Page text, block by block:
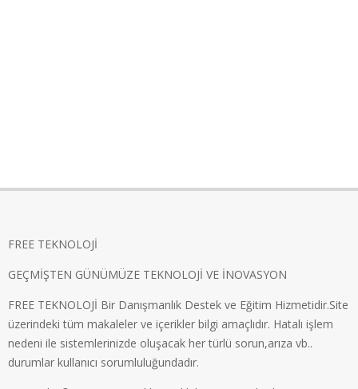
FREE TEKNOLOJİ
GEÇMİŞTEN GÜNÜMÜZE TEKNOLOJİ VE İNOVASYON
FREE TEKNOLOJİ Bir Danışmanlık Destek ve Eğitim Hizmetidir.Site
üzerindeki tüm makaleler ve içerikler bilgi amaçlıdır. Hatalı işlem
nedeni ile sistemlerinizde oluşacak her türlü sorun,arıza vb..
durumlar kullanıcı sorumluluğundadır.